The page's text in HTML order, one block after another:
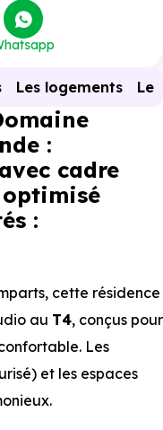
Les logements Le
:
cadre
:
cette résidence
au T4, conçus pour
Les
et les espaces